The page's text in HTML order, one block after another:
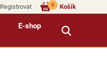
Registrovat Košík
0
E-shop